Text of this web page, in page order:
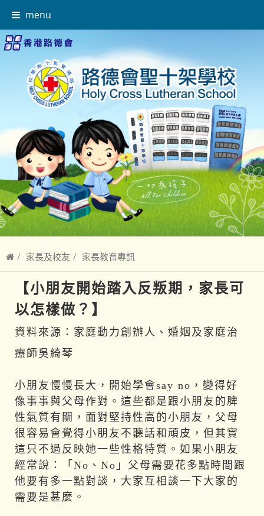
menu
家長及校友 家長教育專訊
小朋友開始踏入反叛期，家長可以怎樣做？
【小朋友開始踏入反叛期，家長可
以怎樣做？】
資料來源：家庭動力創辦人、婚姻及家庭治
療師吳綺琴
小朋友慢慢長大，開始學會say no，變得好
像事事與父母作對。這些都是跟小朋友的脾
性氣質有關，面對堅持性高的小朋友，父母
很容易會覺得小朋友不聽話和頑皮，但其實
這只不過反映她一些性格特質。如果小朋友
經常說：「No、No」父母需要花多點時間跟
他要有多一點對談，大家互相談一下大家的
需要是甚麼。